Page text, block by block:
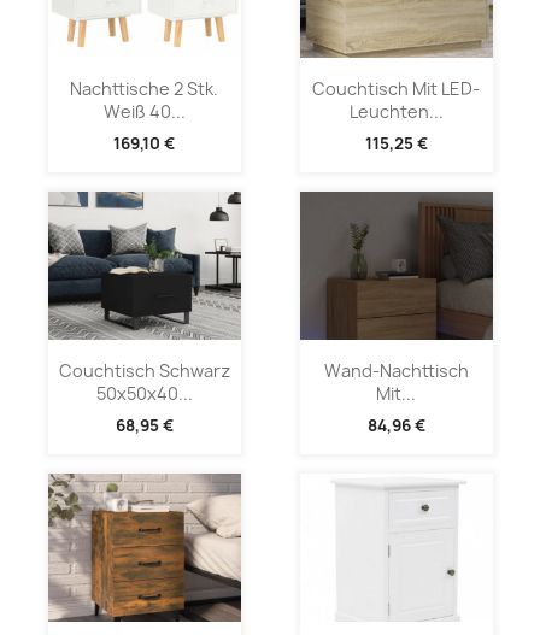
Nachttische 2 Stk.
Weiß 40...
169,10 €
Couchtisch Mit LED-
Leuchten...
115,25 €
Couchtisch Schwarz
50x50x40...
68,95 €
Wand-Nachttisch
Mit...
84,96 €